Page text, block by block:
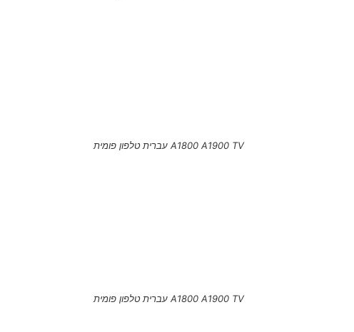
A1800 A1900 TV עברית טלפון פומית
A1800 A1900 TV עברית טלפון פומית